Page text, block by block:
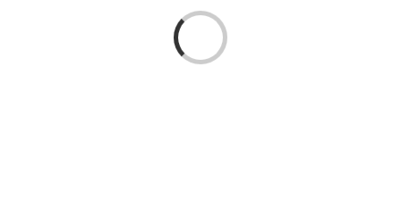
Laden...